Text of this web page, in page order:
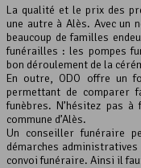
La qualité et le prix des
une autre à Alès. Avec un
beaucoup de familles
funérailles : les pompes
bon déroulement de la
En outre, ODO offre un
permettant de comparer
funèbres. N’hésitez pas
commune d’Alès.
Un conseiller funéraire
démarches
convoi funéraire. Ainsi il